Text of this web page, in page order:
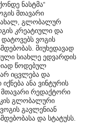
ნასტმა“
მთავარი
ახალ, გლობალურ
კრეატიული და
ვოგის
მიუხედავად
სიახლე ედვარდის
წოდებულ
იცვლება და
ანა ვინტურის
მთავარი რედაქტორი
გლობალური
გავლენიან
და სტატუსს.